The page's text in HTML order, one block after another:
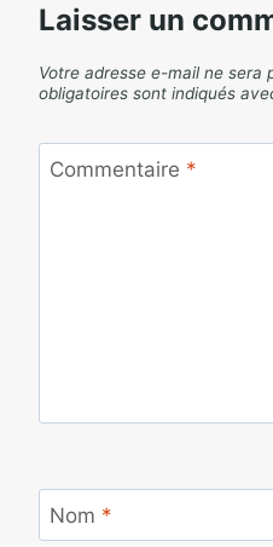
Laisser un
Votre adresse e-mail ne sera
obligatoires sont indiqués
Commentaire *
Nom *